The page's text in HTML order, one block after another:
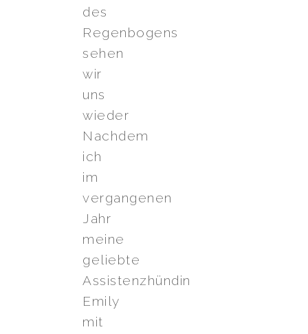
des
Regenbogens
sehen
wir
uns
wieder
Nachdem
ich
im
vergangenen
Jahr
meine
geliebte
Assistenzhündin
Emily
mit